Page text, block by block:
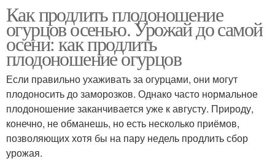
Как продлить плодоношение
огурцов осенью. Урожай до самой
осени: как продлить
плодоношение огурцов
Если правильно ухаживать за огурцами, они могут
плодоносить до заморозков. Однако часто нормальное
плодоношение заканчивается уже к августу. Природу,
конечно, не обманешь, но есть несколько приёмов,
позволяющих хотя бы на пару недель продлить сбор
урожая.